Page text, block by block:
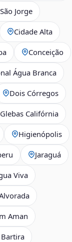
Jorge
Cidade Alta
Conceição
Água Branca
Dois Córregos
Glebas Califórnia
Higienópolis
Jaraguá
Viva
Aman